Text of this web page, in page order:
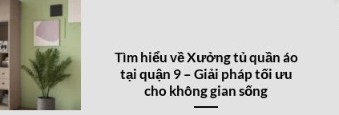
Tìm hiểu về Xưởng tủ quần áo
tại quận 9 – Giải pháp tối ưu
cho không gian sống